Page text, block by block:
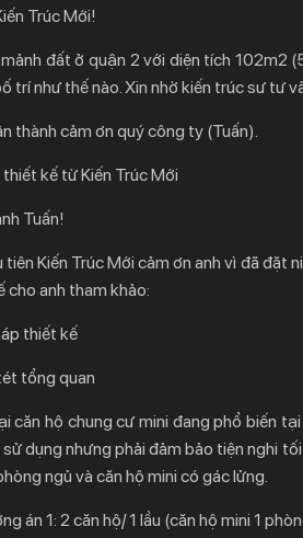
Trúc Mới!
đất ở quận 2 với diện tích 102m2
trí như thế nào. Xin nhờ kiến trúc sư tư
thành cảm ơn quý công ty (Tuấn).
thiết kế từ Kiến Trúc Mới
Tuấn!
tiên Kiến Trúc Mới cảm ơn anh vì đã đặt
cho anh tham khảo:
thiết kế
tổng quan
căn hộ chung cư mini đang phổ biến
dụng nhưng phải đảm bảo tiện nghi
ngủ và căn hộ mini có gác lửng.
án 1: 2 căn hộ/ 1 lầu (căn hộ mini 1